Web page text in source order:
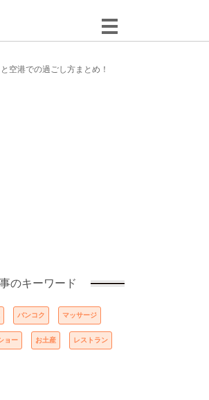
空港での過ごし方まとめ！
のキーワード
バンコク マッサージ
ョー お土産 レストラン